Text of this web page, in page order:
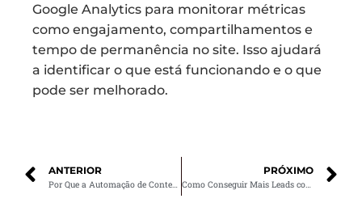
Google Analytics para monitorar métricas
como engajamento, compartilhamentos e
tempo de permanência no site. Isso ajudará
a identificar o que está funcionando e o que
pode ser melhorado.
ANTERIOR PRÓXIMO
Como Conseguir Mais Leads com Webinars